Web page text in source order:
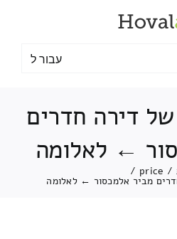
עבור ל
דירה חדרים
← לאלומה
/
price
/
מביר אלמכסור ← לאלומה